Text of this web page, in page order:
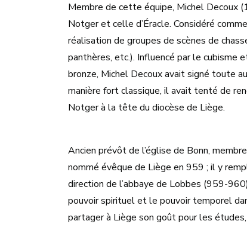
Membre de cette équipe, Michel
Notger et celle d’Éracle. Considéré
réalisation de groupes de scènes de
panthères, etc.). Influencé par le cubisme
bronze, Michel Decoux avait signé toute
manière fort classique, il avait tenté de
Notger à la tête du diocèse de Liège.
Ancien prévôt de l’église de Bonn,
nommé évêque de Liège en 959 ; il y
direction de l’abbaye de Lobbes (959-
pouvoir spirituel et le pouvoir temporel
partager à Liège son goût pour les